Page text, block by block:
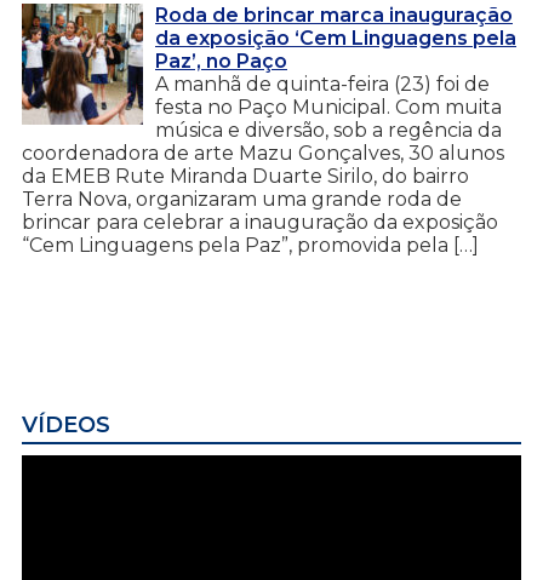
Roda de brincar marca inauguração
da exposição ‘Cem Linguagens pela
Paz’, no Paço
A manhã de quinta-feira (23) foi de
festa no Paço Municipal. Com muita
música e diversão, sob a regência da
coordenadora de arte Mazu Gonçalves, 30 alunos
da EMEB Rute Miranda Duarte Sirilo, do bairro
Terra Nova, organizaram uma grande roda de
brincar para celebrar a inauguração da exposição
“Cem Linguagens pela Paz”, promovida pela […]
VÍDEOS